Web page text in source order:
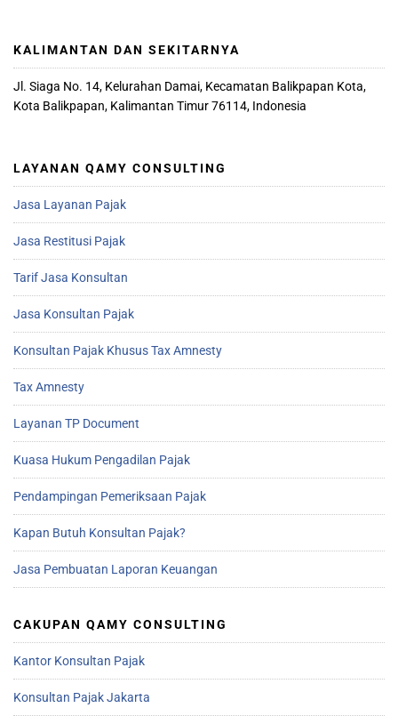
KALIMANTAN DAN SEKITARNYA
Jl. Siaga No. 14, Kelurahan Damai, Kecamatan Balikpapan Kota,
Kota Balikpapan, Kalimantan Timur 76114, Indonesia
LAYANAN QAMY CONSULTING
Jasa Layanan Pajak
Jasa Restitusi Pajak
Tarif Jasa Konsultan
Jasa Konsultan Pajak
Konsultan Pajak Khusus Tax Amnesty
Tax Amnesty
Layanan TP Document
Kuasa Hukum Pengadilan Pajak
Pendampingan Pemeriksaan Pajak
Kapan Butuh Konsultan Pajak?
Jasa Pembuatan Laporan Keuangan
CAKUPAN QAMY CONSULTING
Kantor Konsultan Pajak
Konsultan Pajak Jakarta